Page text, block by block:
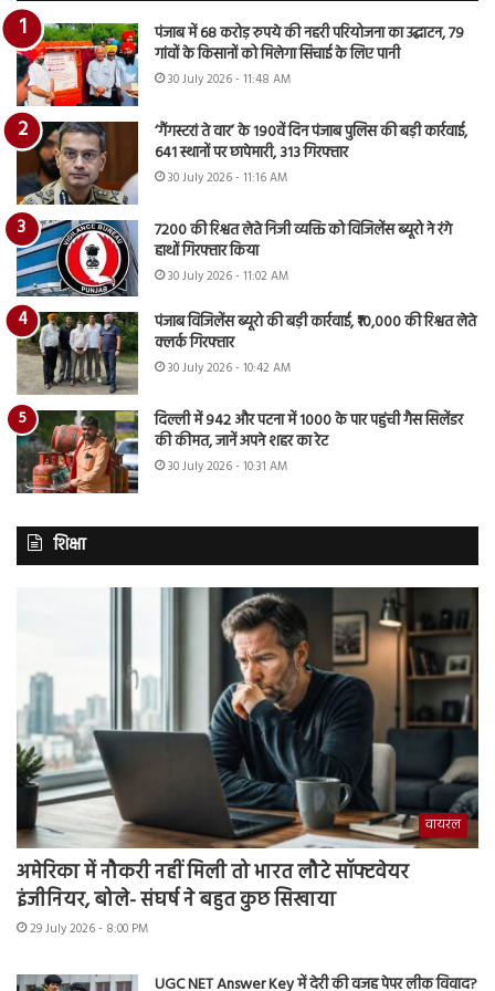
पंजाब में 68 करोड़ रुपये की नहरी परियोजना का उद्घाटन, 79
गांवों के किसानों को मिलेगा सिंचाई के लिए पानी
30 July 2026 - 11:48 AM
‘गैंगस्टरां ते वार’ के 190वें दिन पंजाब पुलिस की बड़ी कार्रवाई,
641 स्थानों पर छापेमारी, 313 गिरफ्तार
30 July 2026 - 11:16 AM
7200 की रिश्वत लेते निजी व्यक्ति को विजिलेंस ब्यूरो ने रंगे
हाथों गिरफ्तार किया
30 July 2026 - 11:02 AM
पंजाब विजिलेंस ब्यूरो की बड़ी कार्रवाई, ₹10,000 की रिश्वत लेते
क्लर्क गिरफ्तार
30 July 2026 - 10:42 AM
दिल्ली में 942 और पटना में 1000 के पार पहुंची गैस सिलेंडर
की कीमत, जानें अपने शहर का रेट
30 July 2026 - 10:31 AM
शिक्षा
वायरल
अमेरिका में नौकरी नहीं मिली तो भारत लौटे सॉफ्टवेयर
इंजीनियर, बोले- संघर्ष ने बहुत कुछ सिखाया
29 July 2026 - 8:00 PM
UGC NET Answer Key में देरी की वजह पेपर लीक विवाद?